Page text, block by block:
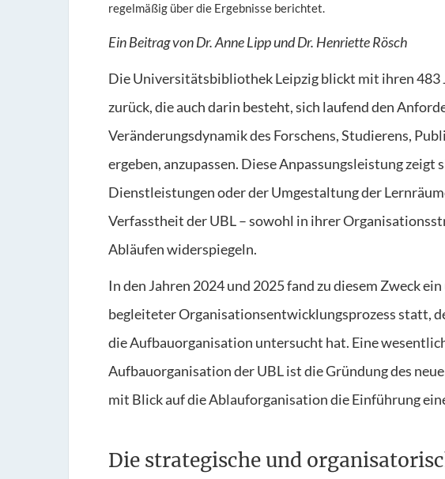
regelmäßig über die Ergebnisse berichtet.
Ein Beitrag von Dr. Anne Lipp und Dr. Henriette Rösch
Die Universitätsbibliothek Leipzig blickt mit ihren 483
zurück, die auch darin besteht, sich laufend den
Veränderungsdynamik des Forschens, Studierens,
ergeben, anzupassen. Diese Anpassungsleistung zeigt
Dienstleistungen oder der Umgestaltung der
Verfasstheit der UBL – sowohl in ihrer
Abläufen widerspiegeln.
In den Jahren 2024 und 2025 fand zu diesem Zweck
begleiteter Organisationsentwicklungsprozess statt,
die Aufbauorganisation untersucht hat. Eine
Aufbauorganisation der UBL ist die Gründung des
mit Blick auf die Ablauforganisation die Einführung
Die strategische und